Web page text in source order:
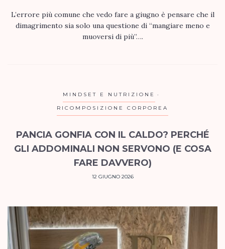
L’errore più comune che vedo fare a giugno è pensare che il
dimagrimento sia solo una questione di “mangiare meno e
muoversi di più”….
MINDSET E NUTRIZIONE
RICOMPOSIZIONE CORPOREA
PANCIA GONFIA CON IL CALDO? PERCHÉ
GLI ADDOMINALI NON SERVONO (E COSA
FARE DAVVERO)
12 GIUGNO 2026